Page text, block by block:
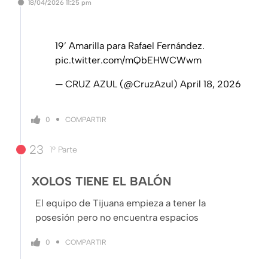
18/04/2026 11:25 pm
19’ Amarilla para Rafael Fernández.
pic.twitter.com/mQbEHWCWwm
— CRUZ AZUL (@CruzAzul) April 18, 2026
0 COMPARTIR
23 1º Parte
XOLOS TIENE EL BALÓN
El equipo de Tijuana empieza a tener la
posesión pero no encuentra espacios
0 COMPARTIR